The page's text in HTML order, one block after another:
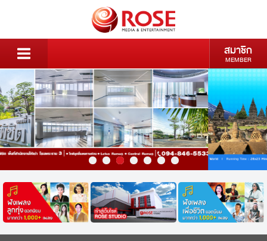
สมาชิก
MEMBER